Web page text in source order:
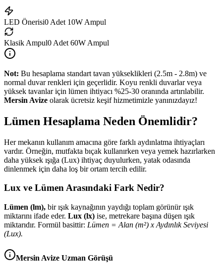
LED Önerisi0 Adet 10W Ampul
Klasik Ampul0 Adet 60W Ampul
Not: Bu hesaplama standart tavan yükseklikleri (2.5m - 2.8m) ve
normal duvar renkleri için geçerlidir. Koyu renkli duvarlar veya
yüksek tavanlar için lümen ihtiyacı %25-30 oranında artırılabilir.
Mersin Avize olarak ücretsiz keşif hizmetimizle yanınızdayız!
Lümen Hesaplama Neden Önemlidir?
Her mekanın kullanım amacına göre farklı aydınlatma ihtiyaçları
vardır. Örneğin, mutfakta bıçak kullanırken veya yemek hazırlarken
daha yüksek ışığa (Lux) ihtiyaç duyulurken, yatak odasında
dinlenmek için daha loş bir ortam tercih edilir.
Lux ve Lümen Arasındaki Fark Nedir?
Lümen (lm), bir ışık kaynağının yaydığı toplam görünür ışık
miktarını ifade eder. Lux (lx) ise, metrekare başına düşen ışık
miktarıdır. Formül basittir: Lümen = Alan (m²) x Aydınlık Seviyesi
(Lux).
Mersin Avize Uzman Görüşü